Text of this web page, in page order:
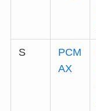
S
PCM
AX